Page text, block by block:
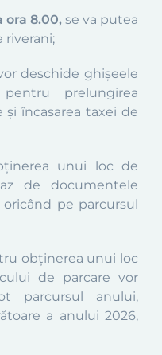
ora 8.00, se va putea
riverani;
deschide ghișeele
prelungirea
încasarea taxei de
unui loc de
de documentele
pe parcursul
obţinerea unui loc
de parcare vor
parcursul anului,
a anului 2026,